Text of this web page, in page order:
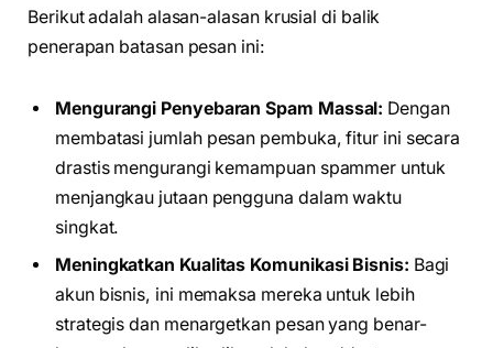
Berikut adalah alasan-alasan krusial di balik
penerapan batasan pesan ini:
Mengurangi Penyebaran Spam Massal: Dengan
membatasi jumlah pesan pembuka, fitur ini secara
drastis mengurangi kemampuan spammer untuk
menjangkau jutaan pengguna dalam waktu
singkat.
Meningkatkan Kualitas Komunikasi Bisnis: Bagi
akun bisnis, ini memaksa mereka untuk lebih
strategis dan menargetkan pesan yang benar-